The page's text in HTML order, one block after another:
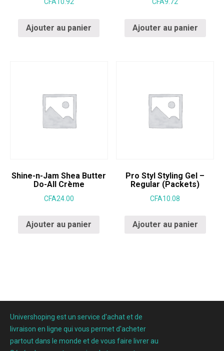
CFA10.92
Ajouter au panier
CFA9.72
Ajouter au panier
Shine-n-Jam Shea Butter
Do-All Crème
CFA24.00
Ajouter au panier
Pro Styl Styling Gel –
Regular (Packets)
CFA10.08
Ajouter au panier
Univershoping est un service d'achat et de
livraison en ligne qui vous permet d'acheter
partout dans le monde et de vous faire livrer au